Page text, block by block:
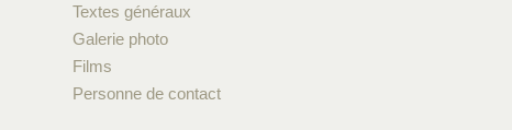
Textes généraux
Galerie photo
Films
Personne de contact